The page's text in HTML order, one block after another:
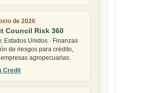
de 2026
Council Risk 360
Estados Unidos · Finanzas
de riesgos para crédito,
agropecuarias.
Credit